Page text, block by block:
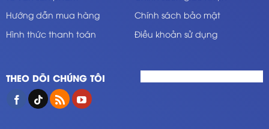
Hướng dẫn mua hàng
Hình thức thanh toán
Chính sách bảo mật
Điều khoản sử dụng
THEO DÕI CHÚNG TÔI